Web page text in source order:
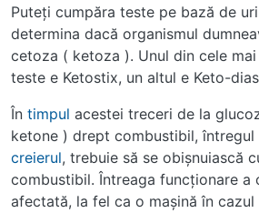
Puteţi cumpăra teste pe bază de
determina dacă organismul
cetoza ( ketoza ). Unul din cele
teste e Ketostix, un altul e Keto-
În timpul acestei treceri de la
ketone ) drept combustibil, întregul
creierul, trebuie să se obişnuiască
combustibil. Întreaga funcţionare a
afectată, la fel ca o maşină în